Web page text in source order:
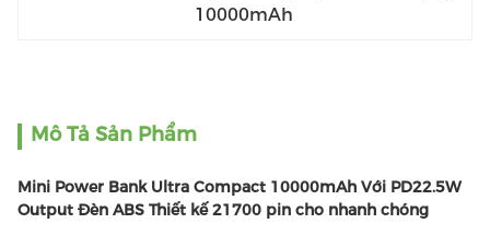
10000mAh
Mô Tả Sản Phẩm
Mini Power Bank Ultra Compact 10000mAh Với PD22.5W
Output Đèn ABS Thiết kế 21700 pin cho nhanh chóng